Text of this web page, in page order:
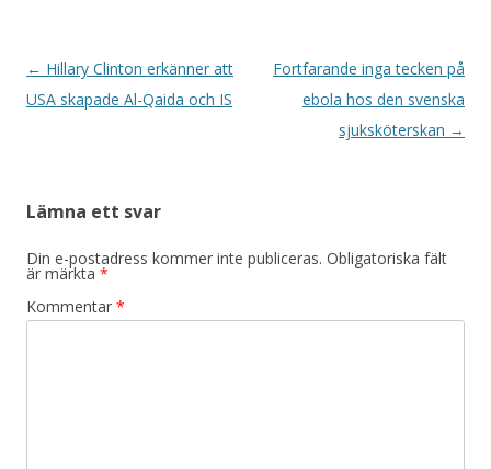
Inläggsnavigering
← Hillary Clinton erkänner att
USA skapade Al-Qaida och IS
Fortfarande inga tecken på
ebola hos den svenska
sjuksköterskan →
Lämna ett svar
Din e-postadress kommer inte publiceras. Obligatoriska fält
är märkta *
Kommentar *